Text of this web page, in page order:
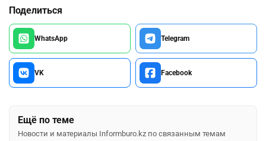
Поделиться
WhatsApp Telegram
VK Facebook
Ещё по теме
Новости и материалы Informburo.kz по связанным темам